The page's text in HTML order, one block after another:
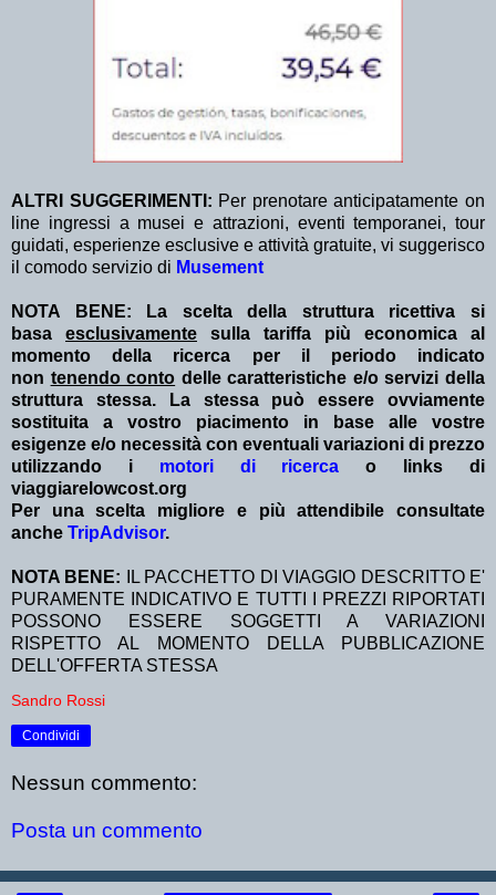
ALTRI SUGGERIMENTI: Per prenotare anticipatamente on
line ingressi a musei e attrazioni, eventi temporanei, tour
guidati, esperienze esclusive e attività gratuite, vi suggerisco
il comodo servizio di Musement
NOTA BENE: La scelta della struttura ricettiva si
basa esclusivamente sulla tariffa più economica al
momento della ricerca per il periodo indicato
non tenendo conto delle caratteristiche e/o servizi della
struttura stessa. La stessa può essere ovviamente
sostituita a vostro piacimento in base alle vostre
esigenze e/o necessità con eventuali variazioni di prezzo
utilizzando i motori di ricerca o links di
viaggiarelowcost.org
Per una scelta migliore e più attendibile consultate
anche TripAdvisor.
NOTA BENE:
IL PACCHETTO DI VIAGGIO DESCRITTO E'
PURAMENTE INDICATIVO E TUTTI I PREZZI RIPORTATI
POSSONO ESSERE SOGGETTI A VARIAZIONI
RISPETTO AL MOMENTO DELLA PUBBLICAZIONE
DELL'OFFERTA STESSA
Sandro Rossi
Condividi
Nessun commento:
Posta un commento